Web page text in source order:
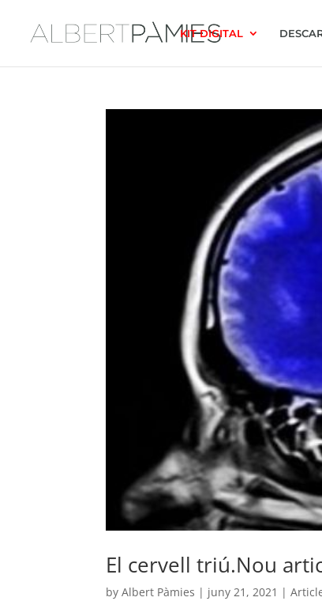
KIT DIGITAL
El cervell triú.Nou
byAlbert Pàmies | juny 21, 2021 |